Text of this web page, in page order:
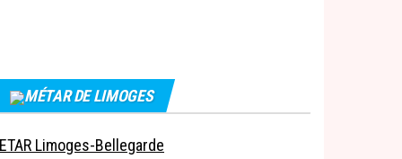
MÉTAR DE LIMOGES
Limoges-Bellegarde